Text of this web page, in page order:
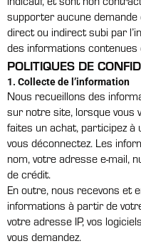
supporter aucune
direct ou indirect subi par
des informations
POLITIQUES DE
1. Collecte de l’information
Nous recueillons des
sur notre site, lorsque vous
faites un achat, participez
vous déconnectez. Les
nom, votre adresse e-mail,
de crédit.
En outre, nous recevons et
informations à partir de
votre adresse IP, vos
vous demandez.